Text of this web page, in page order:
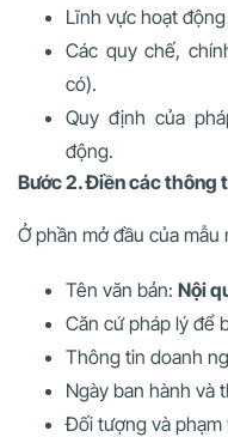
Lĩnh vực hoạt
Các quy chế,
có).
Quy định của
động.
Bước 2. Điền các thông
Ở phần mở đầu của mẫu
Tên văn bản: Nội
Căn cứ pháp lý để
Thông tin doanh
Ngày ban hành và
Đối tượng và phạm